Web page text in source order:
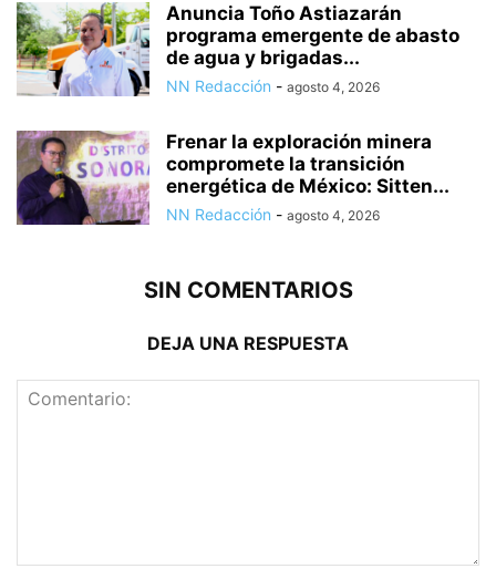
Anuncia Toño Astiazarán
programa emergente de abasto
de agua y brigadas...
NN Redacción - agosto 4, 2026
Frenar la exploración minera
compromete la transición
energética de México: Sitten...
NN Redacción - agosto 4, 2026
SIN COMENTARIOS
DEJA UNA RESPUESTA